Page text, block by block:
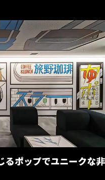
るポップでユニークな非